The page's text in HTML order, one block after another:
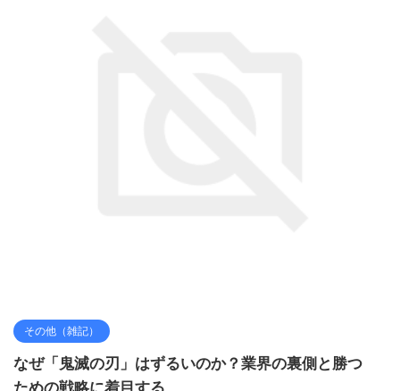
その他（雑記）
なぜ「鬼滅の刃」はずるいのか？業界の裏側と勝つ
ための戦略に着目する